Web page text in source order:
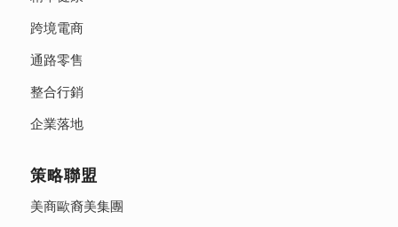
跨境電商
通路零售
整合行銷
企業落地
策略聯盟
美商歐裔美集團